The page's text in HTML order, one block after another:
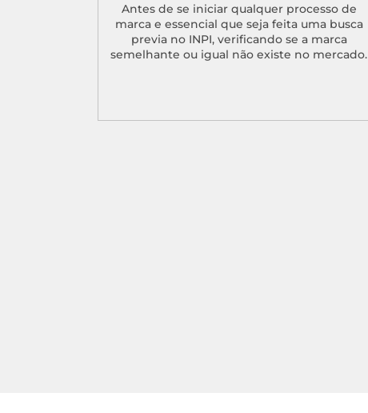
Antes de se iniciar qualquer processo de
marca e essencial que seja feita uma busca
previa no INPI, verificando se a marca
semelhante ou igual não existe no mercado.